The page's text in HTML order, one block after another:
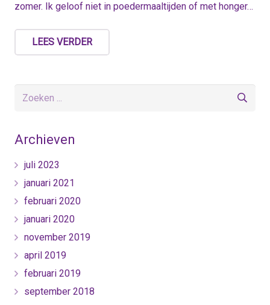
zomer. Ik geloof niet in poedermaaltijden of met honger…
LEES VERDER
Archieven
juli 2023
januari 2021
februari 2020
januari 2020
november 2019
april 2019
februari 2019
september 2018